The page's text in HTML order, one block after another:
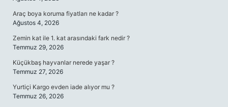
Araç boya koruma fiyatları ne kadar ?
Ağustos 4, 2026
Zemin kat ile 1. kat arasındaki fark nedir ?
Temmuz 29, 2026
Küçükbaş hayvanlar nerede yaşar ?
Temmuz 27, 2026
Yurtiçi Kargo evden iade alıyor mu ?
Temmuz 26, 2026